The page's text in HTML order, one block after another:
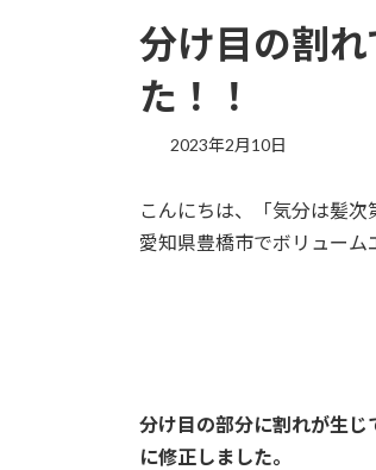
分け目の割
た！！
2023年2月10日
こんにちは、「気分は髪次
愛知県豊橋市でボリューム
分け目の部分に割れが生
に修正しました。